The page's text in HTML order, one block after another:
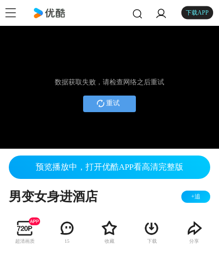
下载APP
数据获取失败，请检查网络之后重试
重试
预览播放中，打开优酷APP看高清完整版
男变女身进酒店 +追
超清画质 15 收藏 下载 分享